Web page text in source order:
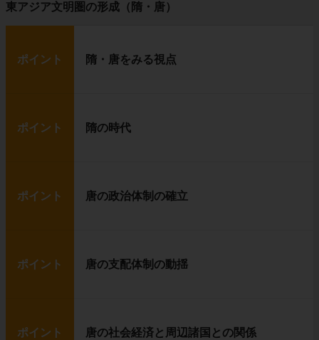
東アジア文明圏の形成（隋・唐）
ポイント 隋・唐をみる視点
ポイント 隋の時代
ポイント 唐の政治体制の確立
ポイント 唐の支配体制の動揺
ポイント 唐の社会経済と周辺諸国との関係